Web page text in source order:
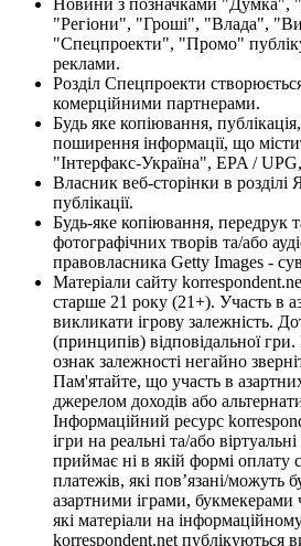
"Регіони", "Гроші", "Влада",
"Спецпроекти", "Промо"
реклами.
Розділ Спецпроекти
комерційними партнерами.
Будь яке копіювання,
поширення інформації, що
"Інтерфакс-Україна", EPA /
Власник веб-сторінки в
публікації.
Будь-яке копіювання, передрук
фотографічних творів та/або
правовласника Getty Images -
Матеріали сайту
старше 21 року (21+). Участь в
викликати ігрову залежність.
(принципів) відповідальної
ознак залежності негайно
Пам'ятайте, що участь в
джерелом доходів або
Інформаційний ресурс
ігри на реальні та/або
приймає ні в якій формі оплату
платежів, які пов’язані/можуть
азартними іграми, букмекерами
які матеріали на
korrespondent.net публікуються